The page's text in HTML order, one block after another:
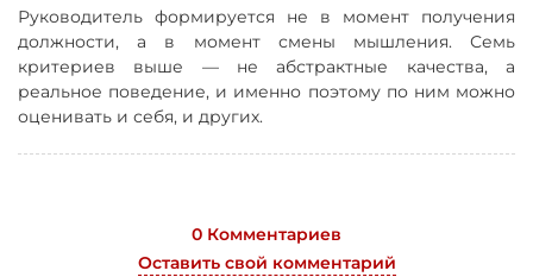
Руководитель формируется не в момент получения
должности, а в момент смены мышления. Семь
критериев выше — не абстрактные качества, а
реальное поведение, и именно поэтому по ним можно
оценивать и себя, и других.
0 Комментариев
Оставить свой комментарий